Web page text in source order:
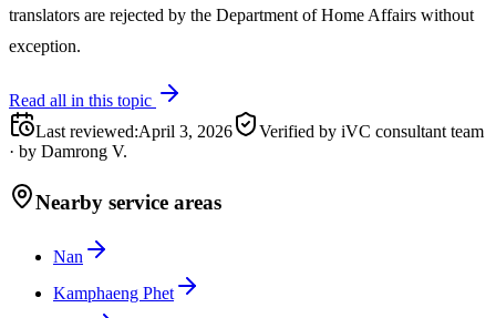
translators are rejected by the Department of Home Affairs without
exception.
Read all in this topic
Last reviewed:April 3, 2026
Verified by iVC consultant team
· by Damrong V.
Nearby service areas
Nan
Kamphaeng Phet